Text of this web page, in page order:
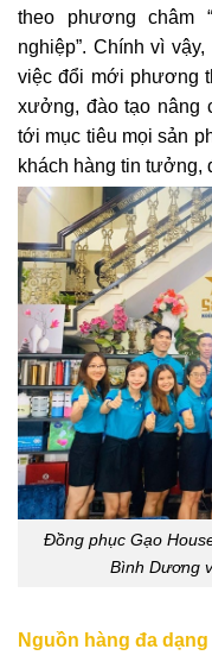
theo phương châm
nghiệp”. Chính vì
việc đổi mới phương
xưởng, đào tạo nâng
tới mục tiêu mọi sản
khách hàng tin tưởng,
Đồng phục Gạo
Bình Dương
Nguồn hàng đa